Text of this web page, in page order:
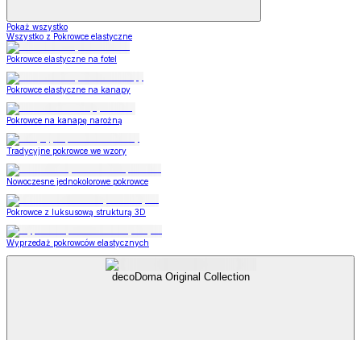
Pokaż wszystko
Wszystko z Pokrowce elastyczne
Pokrowce elastyczne na fotel
Pokrowce elastyczne na kanapy
Pokrowce na kanapę narożną
Tradycyjne pokrowce we wzory
Nowoczesne jednokolorowe pokrowce
Pokrowce z luksusową strukturą 3D
Wyprzedaż pokrowców elastycznych
decoDoma Original Collection